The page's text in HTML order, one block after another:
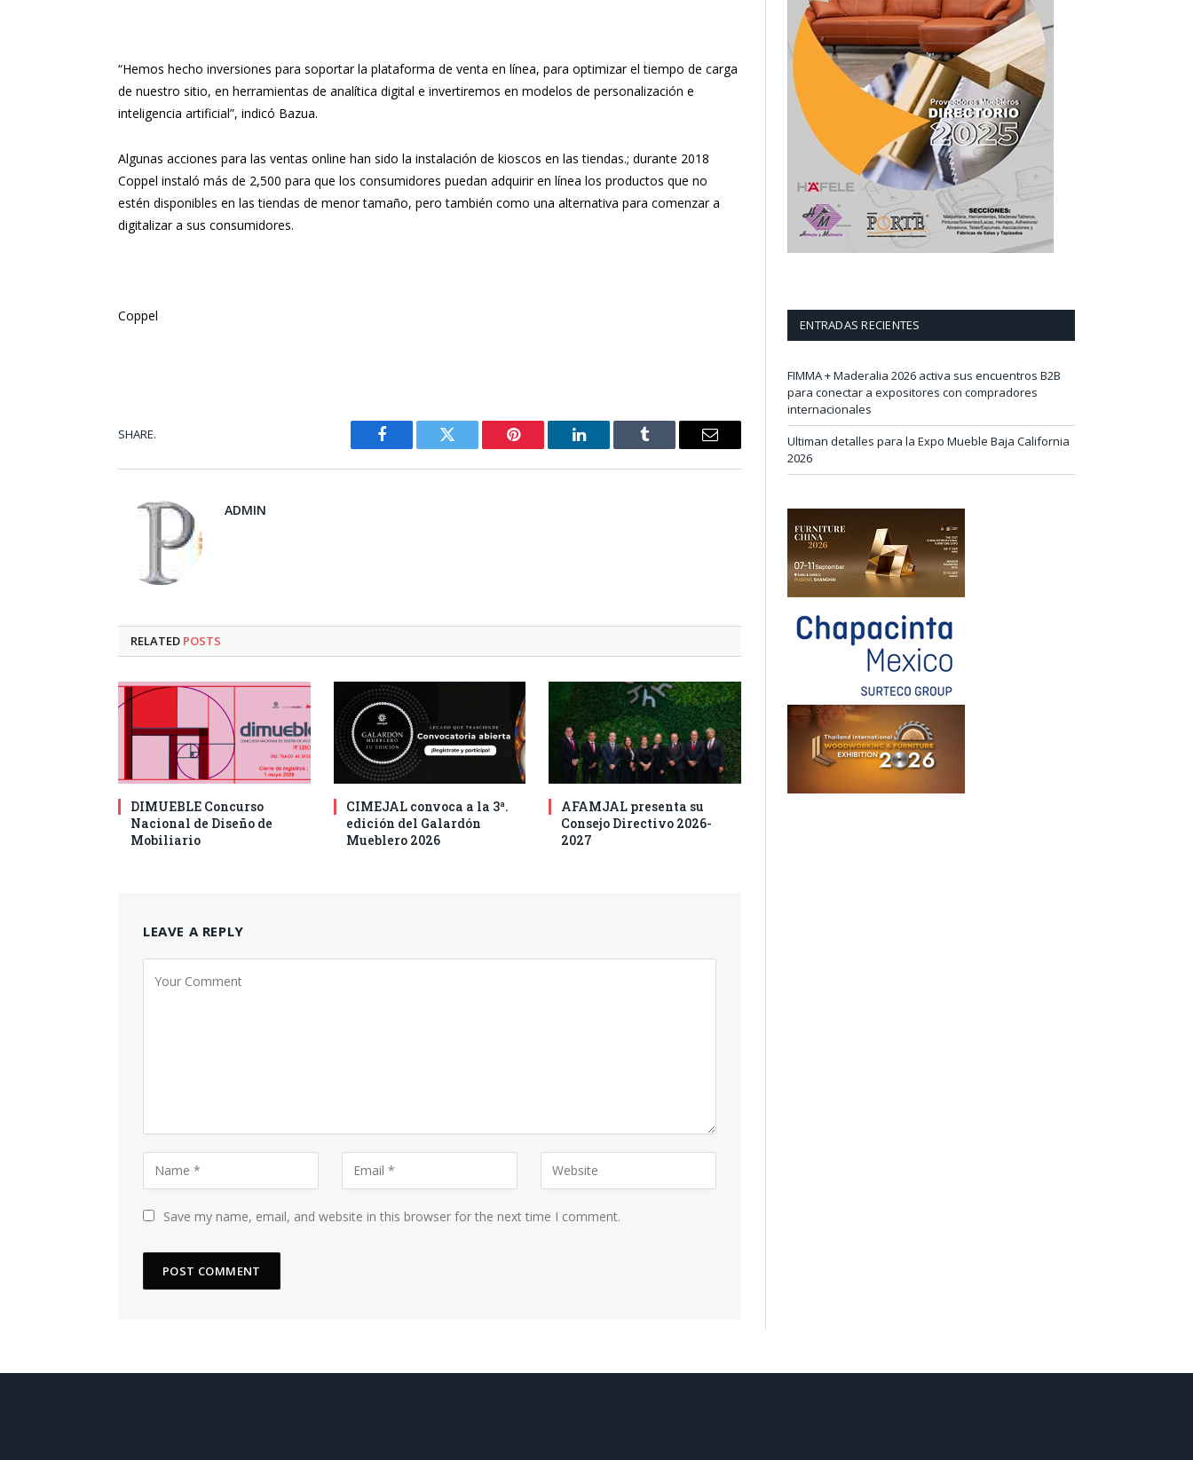
“Hemos hecho inversiones para soportar la plataforma de venta en línea, para optimizar el tiempo de carga
de nuestro sitio, en herramientas de analítica digital e invertiremos en modelos de personalización e
inteligencia artificial”, indicó Bazua.
Algunas acciones para las ventas online han sido la instalación de kioscos en las tiendas.; durante 2018
Coppel instaló más de 2,500 para que los consumidores puedan adquirir en línea los productos que no
estén disponibles en las tiendas de menor tamaño, pero también como una alternativa para comenzar a
digitalizar a sus consumidores.
Coppel
SHARE.
Facebook Twitter Pinterest LinkedIn Tumblr Email
ADMIN
RELATED POSTS
DIMUEBLE Concurso
Nacional de Diseño de
Mobiliario
CIMEJAL convoca a la 3ª.
edición del Galardón
Mueblero 2026
AFAMJAL presenta su
Consejo Directivo 2026-
2027
LEAVE A REPLY
Save my name, email, and website in this browser for the next time I comment.
ENTRADAS RECIENTES
FIMMA + Maderalia 2026 activa sus encuentros B2B
para conectar a expositores con compradores
internacionales
Ultiman detalles para la Expo Mueble Baja California
2026